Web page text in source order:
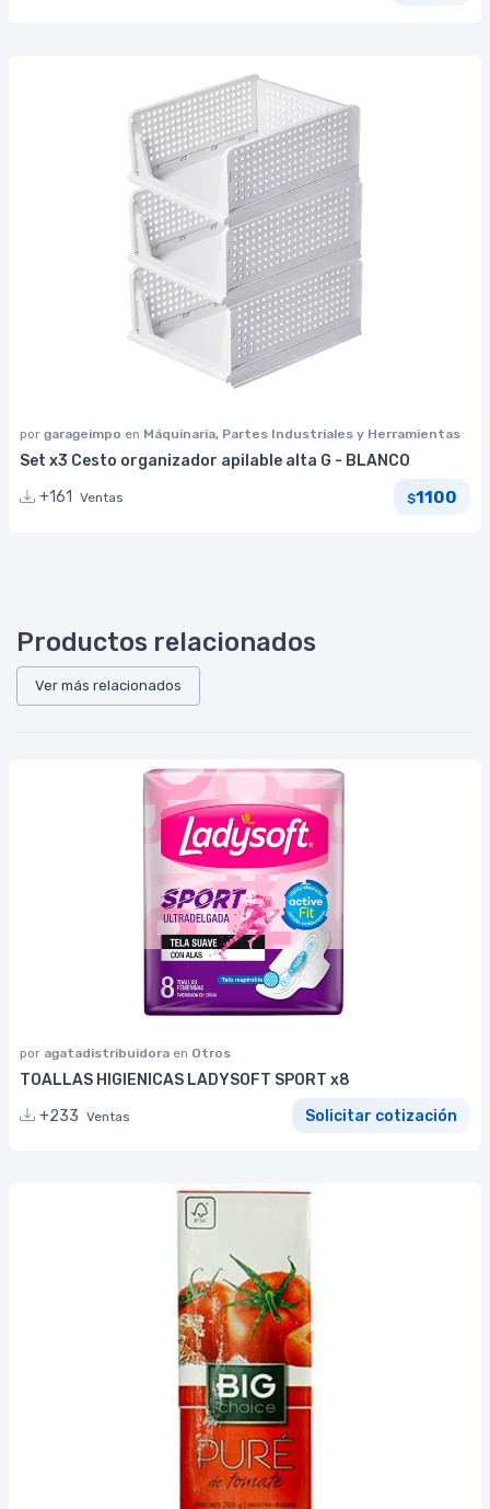
por garageimpo en Máquinaria, Partes Industriales y Herramientas
Set x3 Cesto organizador apilable alta G - BLANCO
+161
Ventas $1100
Productos relacionados
Ver más relacionados
por agatadistribuidora en Otros
TOALLAS HIGIENICAS LADYSOFT SPORT x8
+233 Ventas Solicitar cotización